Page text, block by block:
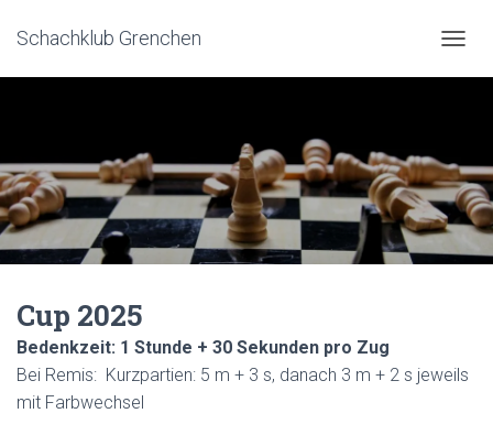
Schachklub Grenchen
A
A
T
I
O
C
Cup 2025
Bedenkzeit: 1 Stunde + 30 Sekunden pro Zug
Bei Remis: Kurzpartien: 5 m + 3 s, danach 3 m + 2 s jeweils
mit Farbwechsel